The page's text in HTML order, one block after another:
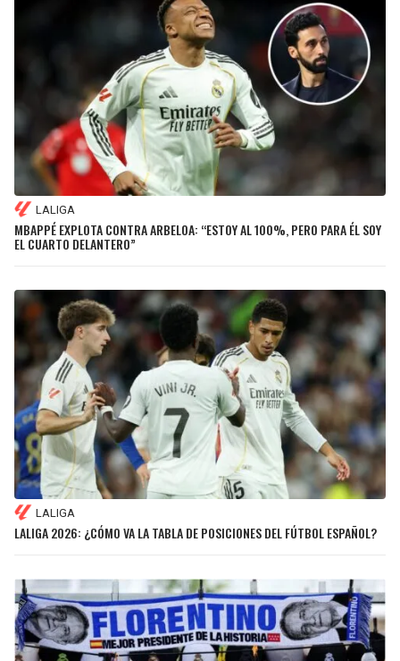
LALIGA
MBAPPÉ EXPLOTA CONTRA ARBELOA: “ESTOY AL 100%, PERO PARA ÉL SOY
EL CUARTO DELANTERO”
LALIGA
LALIGA 2026: ¿CÓMO VA LA TABLA DE POSICIONES DEL FÚTBOL ESPAÑOL?